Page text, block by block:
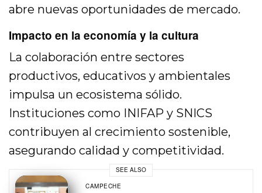
abre nuevas oportunidades de mercado.
Impacto en la economía y la cultura
La colaboración entre sectores
productivos, educativos y ambientales
impulsa un ecosistema sólido.
Instituciones como INIFAP y SNICS
contribuyen al crecimiento sostenible,
asegurando calidad y competitividad.
SEE ALSO
CAMPECHE